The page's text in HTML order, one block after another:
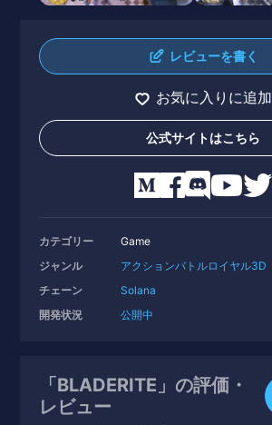
レビューを書く
お気に入りに追加
公式サイトはこちら
カテゴリー
Game
ジャンル
アクションバトルロイヤル3D
チェーン
Solana
開発状況
公開中
「BLADERITE」の評価・
レビュー